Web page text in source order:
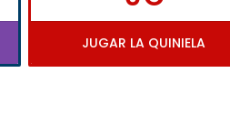
JUGAR LA QUINIELA